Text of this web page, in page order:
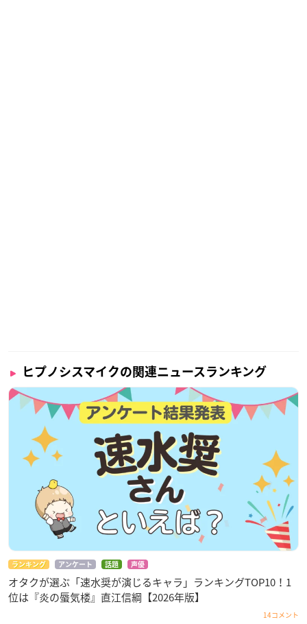
ヒプノシスマイクの関連ニュースランキング
ランキング アンケート 話題 声優
オタクが選ぶ「速水奨が演じるキャラ」ランキングTOP10！1
位は『炎の蜃気楼』直江信綱【2026年版】
14コメント